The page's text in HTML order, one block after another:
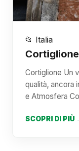
📂 Italia
Cortiglione
Cortiglione Un
qualità, ancora
e Atmosfera
SCOPRI DI PIÙ